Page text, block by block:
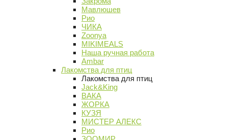
Мавлюшев
Рио
ЧИКА
Zoonya
MIKIMEALS
Наша ручная работа
Ambar
Лакомства для птиц
Лакомства для птиц
Jack&King
ВАКА
ЖОРКА
КУЗЯ
МИСТЕР АЛЕКС
Рио